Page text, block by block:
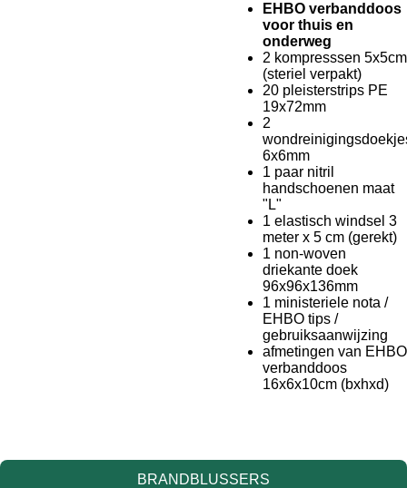
EHBO verbanddoos
voor thuis en
onderweg
2 kompresssen 5x5cm
(steriel verpakt)
20 pleisterstrips PE
19x72mm
2
6x6mm
1 paar nitril
handschoenen maat
"L"
1 elastisch windsel 3
meter x 5 cm (gerekt)
1 non-woven
driekante doek
96x96x136mm
1 ministeriele nota /
EHBO tips /
gebruiksaanwijzing
afmetingen van EHBO
verbanddoos
16x6x10cm (bxhxd)
BRANDBLUSSERS